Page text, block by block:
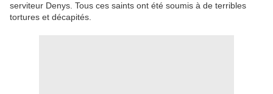
serviteur Denys Tous ces saints ont été soumis à de terribles
tortures et décapités